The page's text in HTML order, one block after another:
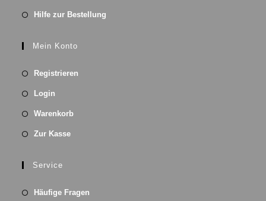
Hilfe zur Bestellung
Mein Konto
Registrieren
Login
Warenkorb
Zur Kasse
Service
Häufige Fragen